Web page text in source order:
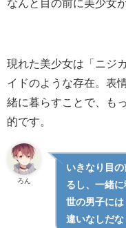
なんと目の前に美少女
現れた美少女は「ニジ
イドのような存在。表
緒に暮らすことで、も
的です。
ろん
いきなり目
るし、一緒
世の男子に
違いなしだな